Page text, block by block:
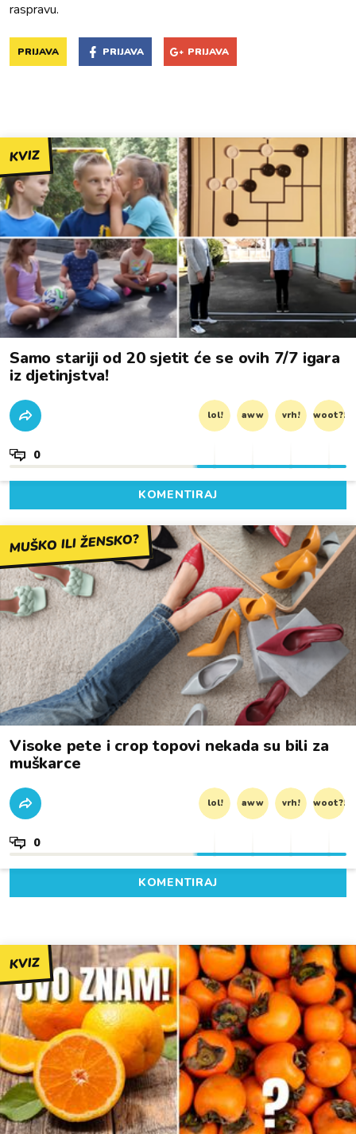
raspravu.
PRIJAVA PRIJAVA PRIJAVA
KVIZ
Samo stariji od 20 sjetit će se ovih 7/7 igara
iz djetinjstva!
lol! aww vrh! woot?!
0
KOMENTIRAJ
MUŠKO ILI ŽENSKO?
Visoke pete i crop topovi nekada su bili za
muškarce
lol! aww vrh! woot?!
0
KOMENTIRAJ
KVIZ